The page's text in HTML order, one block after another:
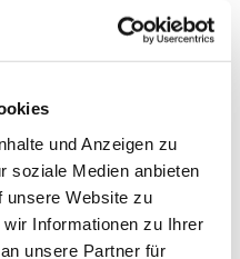
und Anzeigen zu
soziale Medien anbieten
unsere Website zu
Informationen zu Ihrer
unsere Partner für